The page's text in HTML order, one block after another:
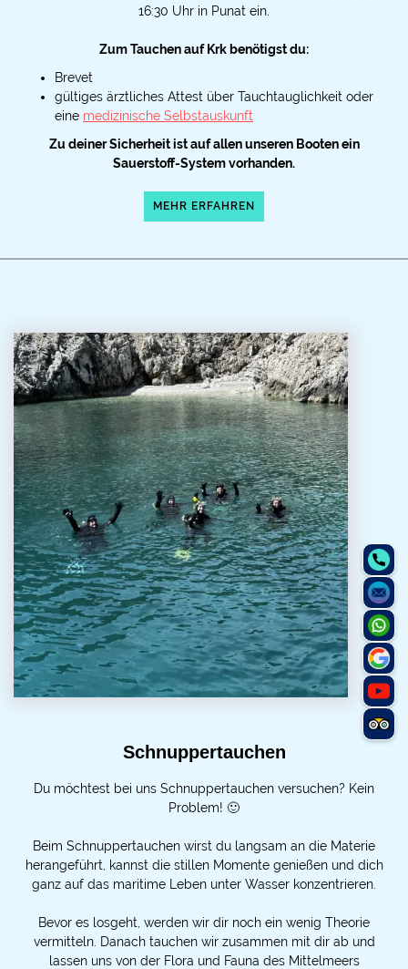
16:30 Uhr in Punat ein.
Zum Tauchen auf Krk benötigst du:
Brevet
gültiges ärztliches Attest über Tauchtauglichkeit oder
eine medizinische Selbstauskunft
Zu deiner Sicherheit ist auf allen unseren Booten ein
Sauerstoff-System vorhanden.
MEHR ERFAHREN
Schnuppertauchen
Du möchtest bei uns Schnuppertauchen versuchen? Kein
Problem! 🙂
Beim Schnuppertauchen wirst du langsam an die Materie
herangeführt, kannst die stillen Momente genießen und dich
ganz auf das maritime Leben unter Wasser konzentrieren.
Bevor es losgeht, werden wir dir noch ein wenig Theorie
vermitteln. Danach tauchen wir zusammen mit dir ab und
lassen uns von der Flora und Fauna des Mittelmeers